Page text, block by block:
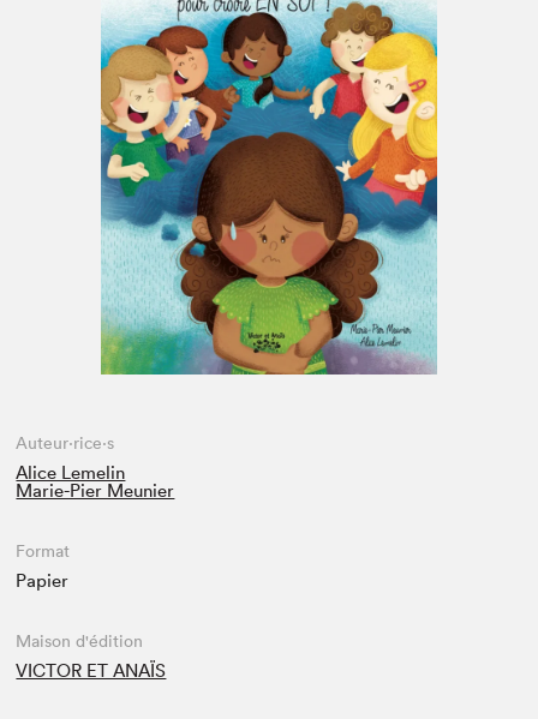
Espace médias
Auteur·rice·s
Alice Lemelin
Marie-Pier Meunier
Format
Papier
Maison d'édition
VICTOR ET ANAÏS